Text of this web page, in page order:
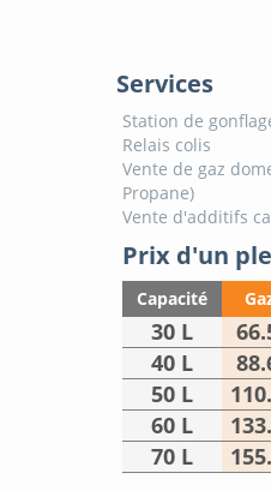
Services
Station de
Relais colis
Vente de gaz
Propane)
Vente d'additifs
Prix d'un
Capacité
30 L
40 L
50 L
60 L
70 L